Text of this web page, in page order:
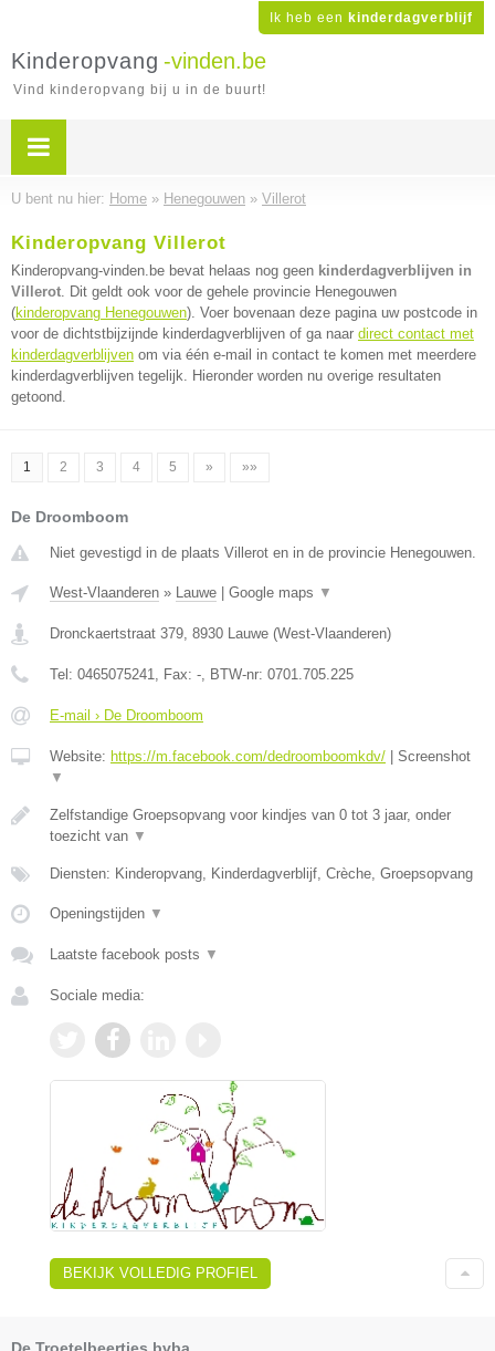
Ik heb een kinderdagverblijf
Kinderopvang -vinden.be
Vind kinderopvang bij u in de buurt!
U bent nu hier: Home » Henegouwen » Villerot
Kinderopvang Villerot
Kinderopvang-vinden.be bevat helaas nog geen kinderdagverblijven in
Villerot. Dit geldt ook voor de gehele provincie Henegouwen
(kinderopvang Henegouwen). Voer bovenaan deze pagina uw postcode in
voor de dichtstbijzijnde kinderdagverblijven of ga naar direct contact met
kinderdagverblijven om via één e-mail in contact te komen met meerdere
kinderdagverblijven tegelijk. Hieronder worden nu overige resultaten
getoond.
1 2 3 4 5 » »»
De Droomboom
Niet gevestigd in de plaats Villerot en in de provincie Henegouwen.
West-Vlaanderen » Lauwe Google maps ▼
Dronckaertstraat 379, 8930 Lauwe (West-Vlaanderen)
Tel: 0465075241, Fax: -, BTW-nr: 0701.705.225
E-mail › De Droomboom
Website: https://m.facebook.com/dedroomboomkdv/
Screenshot
▼
Zelfstandige Groepsopvang voor kindjes van 0 tot 3 jaar, onder
toezicht van ▼
Diensten: Kinderopvang, Kinderdagverblijf, Crèche, Groepsopvang
Openingstijden ▼
Laatste facebook posts ▼
Sociale media:
BEKIJK VOLLEDIG PROFIEL